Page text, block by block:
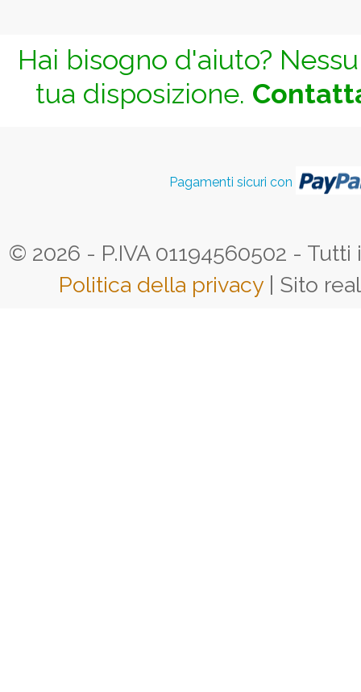
Hai bisogno d'aiuto?
tua disposizione.
Pagamenti sicuri con
© 2026 - P.IVA 01194560502 -
Politica della privacy | Sito